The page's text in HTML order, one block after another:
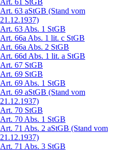
Art. 61 StGB
Art. 63 aStGB (Stand vom
21.12.1937)
Art. 63 Abs. 1 StGB
Art. 66a Abs. 1 lit. c StGB
Art. 66a Abs. 2 StGB
Art. 66d Abs. 1 lit. a StGB
Art. 67 StGB
Art. 69 StGB
Art. 69 Abs. 1 StGB
Art. 69 aStGB (Stand vom
21.12.1937)
Art. 70 StGB
Art. 70 Abs. 1 StGB
Art. 71 Abs. 2 aStGB (Stand vom
21.12.1937)
Art. 71 Abs. 3 StGB